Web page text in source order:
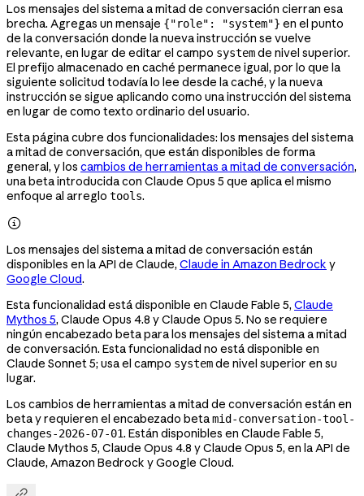
Los mensajes del sistema a mitad de conversación cierran esa
brecha. Agregas un mensaje {"role": "system"} en el punto
de la conversación donde la nueva instrucción se vuelve
relevante, en lugar de editar el campo systemde nivel superior.
El prefijo almacenado en caché permanece igual, por lo que la
siguiente solicitud todavía lo lee desde la caché, y la nueva
instrucción se sigue aplicando como una instrucción del sistema
en lugar de como texto ordinario del usuario.
Esta página cubre dos funcionalidades: los mensajes del sistema
a mitad de conversación, que están disponibles de forma
general, y los cambios de herramientas a mitad de conversación,
una beta introducida con Claude Opus 5 que aplica el mismo
enfoque al arreglo tools.

Los mensajes del sistema a mitad de conversación están
disponibles en la API de Claude, Claude in Amazon Bedrock y
Google Cloud.
Esta funcionalidad está disponible en Claude Fable 5, Claude
Mythos 5, Claude Opus 4.8 y Claude Opus 5. No se requiere
ningún encabezado beta para los mensajes del sistema a mitad
de conversación. Esta funcionalidad no está disponible en
Claude Sonnet 5; usa el campo systemde nivel superior en su
lugar.
Los cambios de herramientas a mitad de conversación están en
beta y requieren el encabezado betamid-conversation-tool-
changes-2026-07-01. Están disponibles en Claude Fable 5,
Claude Mythos 5, Claude Opus 4.8 y Claude Opus 5, en la API de
Claude, Amazon Bedrock y Google Cloud.